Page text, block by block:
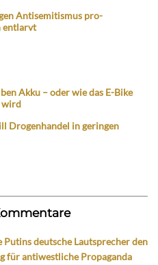
Antisemitismus pro-
entlarvt
Akku – oder wie das E-Bike
wird
Drogenhandel in geringen
Putins deutsche Lautsprecher den
für antiwestliche Propaganda